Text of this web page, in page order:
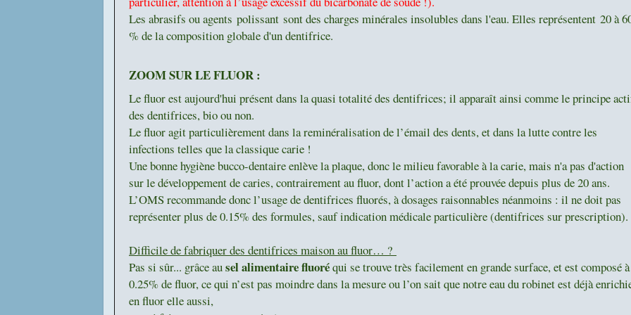
Les abrasifs ou agents polissant sont des charges minérales insolubles dans l'eau. Elles représentent 20 à
% de la composition globale d'un dentifrice.
ZOOM SUR LE FLUOR :
Le fluor est aujourd'hui présent dans la quasi totalité des dentifrices; il apparaît ainsi comme le principe
des dentifrices, bio ou non.
Le fluor agit particulièrement dans la reminéralisation de l’émail des dents, et dans la lutte contre les
infections telles que la classique carie !
Une bonne hygiène bucco-dentaire enlève la plaque, donc le milieu favorable à la carie, mais n'a pas d'action
sur le développement de caries, contrairement au fluor, dont l’action a été prouvée depuis plus de 20 ans.
L’OMS recommande donc l’usage de dentifrices fluorés, à dosages raisonnables néanmoins : il ne doit pas
représenter plus de 0.15% des formules, sauf indication médicale particulière (dentifrices sur prescription).
Difficile de fabriquer des dentifrices maison au fluor… ?
Pas si sûr... grâce ausel alimentaire fluoréqui se trouve très facilement en grande surface, et est composé à
0.25% de fluor, ce qui n’est pas moindre dans la mesure ou l’on sait que notre eau du robinet est déjà
en fluor elle aussi,